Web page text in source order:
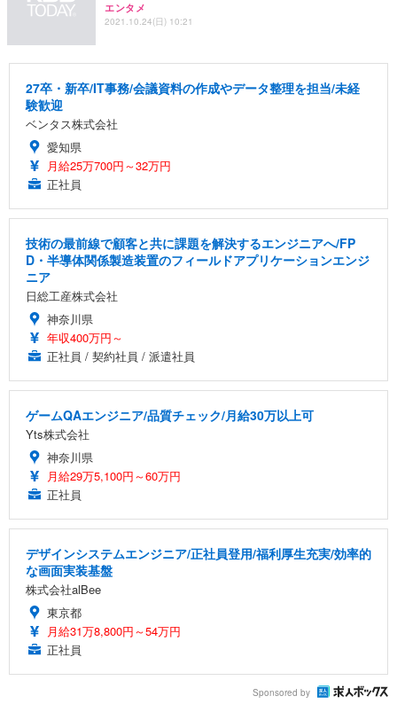
エンタメ
2021.10.24(日) 10:21
27卒・新卒/IT事務/会議資料の作成やデータ整理を担当/未経
験歓迎
ベンタス株式会社
愛知県
月給25万700円～32万円
正社員
技術の最前線で顧客と共に課題を解決するエンジニアへ/FP
D・半導体関係製造装置のフィールドアプリケーションエンジ
ニア
日総工産株式会社
神奈川県
年収400万円～
正社員 / 契約社員 / 派遣社員
ゲームQAエンジニア/品質チェック/月給30万以上可
Yts株式会社
神奈川県
月給29万5,100円～60万円
正社員
デザインシステムエンジニア/正社員登用/福利厚生充実/効率的
な画面実装基盤
株式会社alBee
東京都
月給31万8,800円～54万円
正社員
Sponsored by